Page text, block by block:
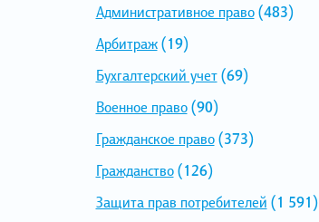
Административное право(483)
Арбитраж(19)
Бухгалтерский учет(69)
Военное право(90)
Гражданское право(373)
Гражданство(126)
Защита прав потребителей (1 591)